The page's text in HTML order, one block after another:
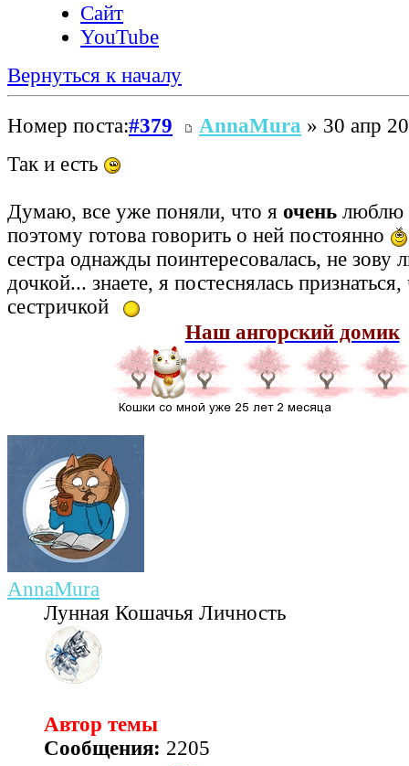
Сайт
YouTube
Вернуться к началу
Номер поста:#379 AnnaMura » 30 апр
Так и есть
Думаю, все уже поняли, что я очень люблю
поэтому готова говорить о ней постоянно
сестра однажды поинтересовалась, не зову
дочкой... знаете, я постеснялась признаться,
сестричкой
Наш ангорский домик
AnnaMura
Лунная Кошачья Личность
Автор темы
Сообщения: 2205